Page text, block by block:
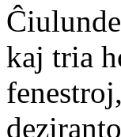
kaj tria